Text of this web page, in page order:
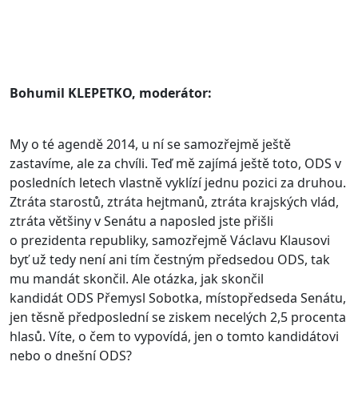
Bohumil KLEPETKO, moderátor:
My o té agendě 2014, u ní se samozřejmě ještě
zastavíme, ale za chvíli. Teď mě zajímá ještě toto, ODS v
posledních letech vlastně vyklízí jednu pozici za druhou.
Ztráta starostů, ztráta hejtmanů, ztráta krajských vlád,
ztráta většiny v Senátu a naposled jste přišli
o prezidenta republiky, samozřejmě Václavu Klausovi
byť už tedy není ani tím čestným předsedou ODS, tak
mu mandát skončil. Ale otázka, jak skončil
kandidát ODS Přemysl Sobotka, místopředseda Senátu,
jen těsně předposlední se ziskem necelých 2,5 procenta
hlasů. Víte, o čem to vypovídá, jen o tomto kandidátovi
nebo o dnešní ODS?